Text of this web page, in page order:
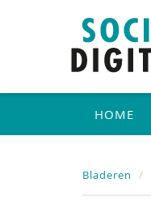
HOME
Bladeren